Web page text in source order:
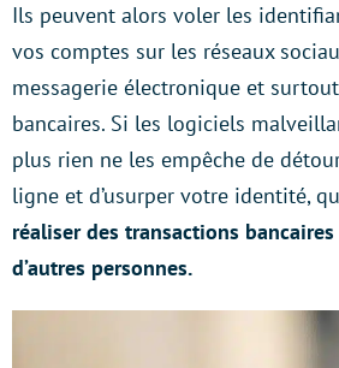
Ils peuvent alors voler les
vos comptes sur les réseaux
messagerie électronique et
bancaires. Si les logiciels
plus rien ne les empêche de
ligne et d’usurper votre identité,
réaliser des transactions
d’autres personnes.